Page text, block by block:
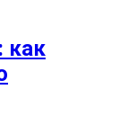
как